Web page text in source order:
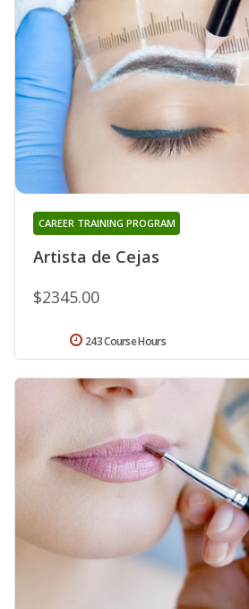
Artista de Cejas
CAREER TRAINING PROGRAM
$2345.00
243 Course Hours